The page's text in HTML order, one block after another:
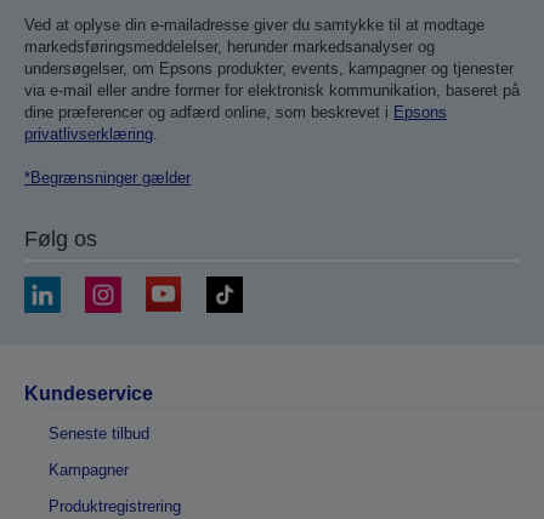
Ved at oplyse din e-mailadresse giver du samtykke til at modtage
markedsføringsmeddelelser, herunder markedsanalyser og
undersøgelser, om Epsons produkter, events, kampagner og tjenester
via e-mail eller andre former for elektronisk kommunikation, baseret på
dine præferencer og adfærd online, som beskrevet i Epsons
privatlivserklæring.
*Begrænsninger gælder
Følg os
Kundeservice
Seneste tilbud
Kampagner
Produktregistrering